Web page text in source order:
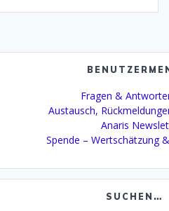
Fragen &
Austausch,
Anaris
Spende – Wertschätzung
SUCHEN…